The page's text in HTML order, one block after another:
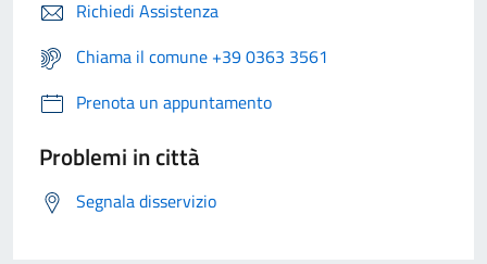
Richiedi Assistenza
Chiama il comune +39 0363 3561
Prenota un appuntamento
Problemi in città
Segnala disservizio